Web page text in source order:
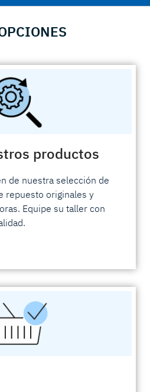
productos
de nuestra selección de
repuesto originales y
Equipe su taller con